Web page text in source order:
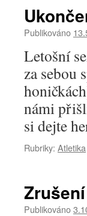
Publikováno
Letošní
za sebou
námi
si dejte
Rubriky: Atletika
Publikováno